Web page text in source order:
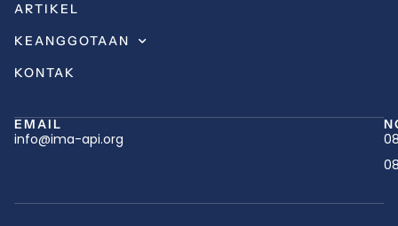
ARTIKEL
KEANGGOTAAN
KONTAK
EMAIL
info@ima-api.org